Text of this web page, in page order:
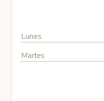
Lunes
Martes